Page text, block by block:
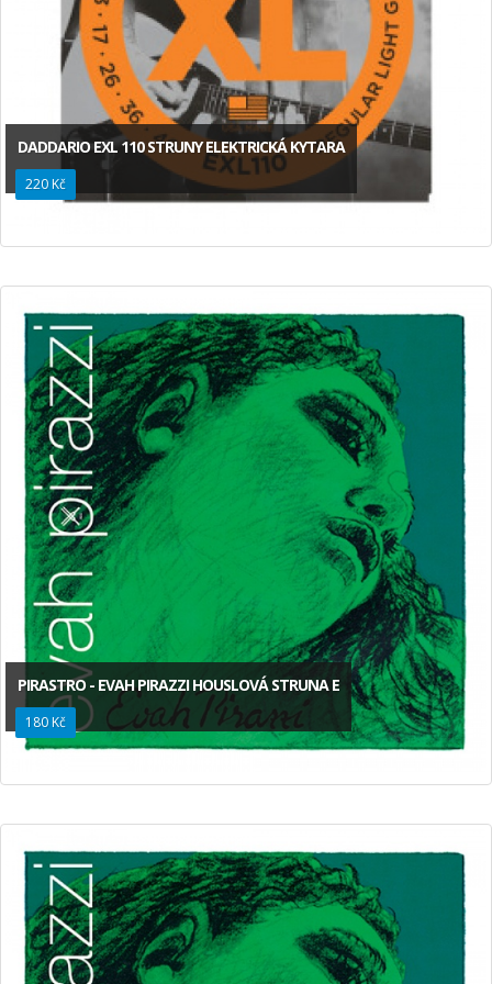
DADDARIO EXL 110 STRUNY ELEKTRICKÁ KYTARA
220 Kč
PIRASTRO - EVAH PIRAZZI HOUSLOVÁ STRUNA E
180 Kč